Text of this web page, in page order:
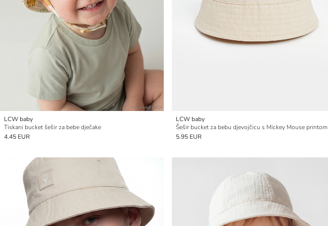
LCW baby
Tiskani bucket šešir za bebe dječake
4.45 EUR
LCW baby
Šešir bucket za bebu djevojčicu s Mickey Mouse printom
5.95 EUR